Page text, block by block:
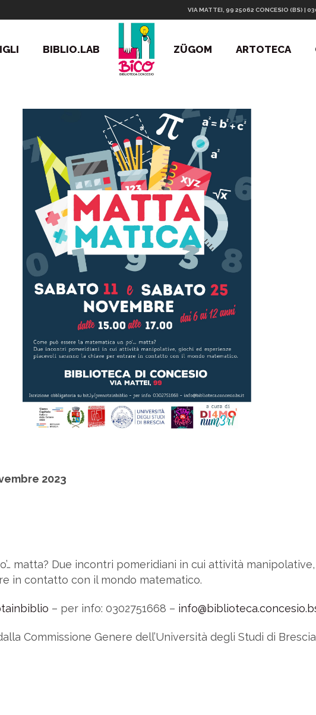
VIA MATTEI, 99 25062 CONCESIO (BS) |
BIBLIO.LAB ZÜGOM ARTOTECA
2023
matta? Due incontri pomeridiani in cui attività
in contatto con il mondo matematico.
– per info: 0302751668 –
Commissione Genere dell’Università degli Studi di Brescia